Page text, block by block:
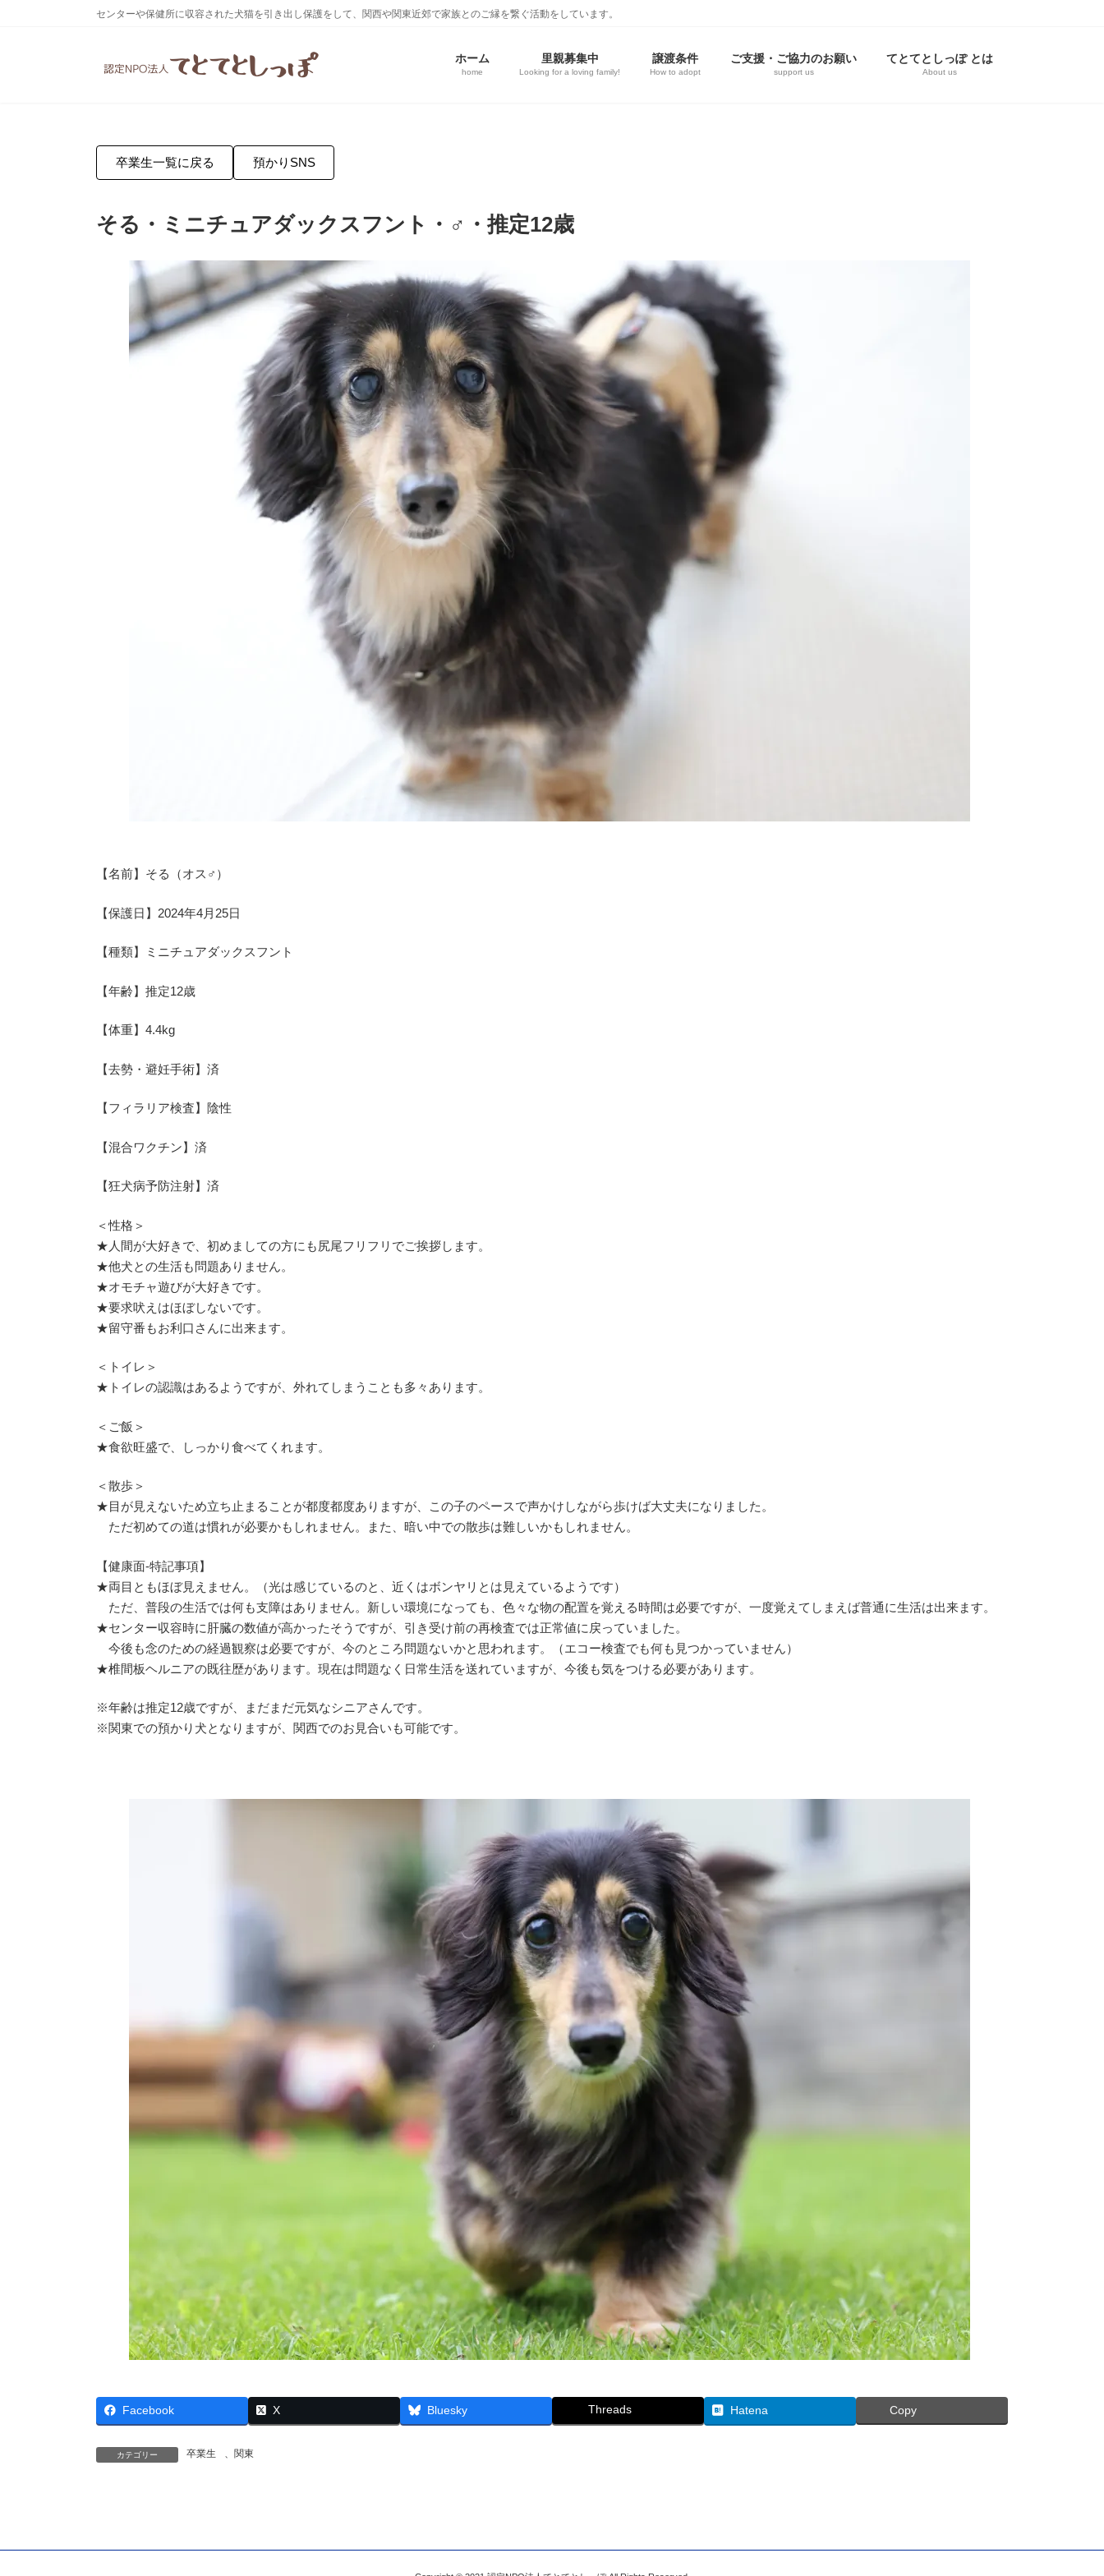
センターや保健所に収容された犬猫を引き出し保護をして、関西や関東近郊で家族とのご縁を繋ぐ活動をしています。
ホーム
home
里親募集中
Looking for a loving family!
譲渡条件
How to adopt
ご支援・ご協力のお願い
support us
てとてとしっぽ とは
About us
卒業生一覧に戻る 預かりSNS
そる・ミニチュアダックスフント・♂・推定12歳
【名前】そる（オス♂）
【保護日】2024年4月25日
【種類】ミニチュアダックスフント
【年齢】推定12歳
【体重】4.4kg
【去勢・避妊手術】済
【フィラリア検査】陰性
【混合ワクチン】済
【狂犬病予防注射】済
＜性格＞
★人間が大好きで、初めましての方にも尻尾フリフリでご挨拶します。
★他犬との生活も問題ありません。
★オモチャ遊びが大好きです。
★要求吠えはほぼしないです。
★留守番もお利口さんに出来ます。
＜トイレ＞
★トイレの認識はあるようですが、外れてしまうことも多々あります。
＜ご飯＞
★食欲旺盛で、しっかり食べてくれます。
＜散歩＞
★目が見えないため立ち止まることが都度都度ありますが、この子のペースで声かけしながら歩けば大丈夫になりました。
ただ初めての道は慣れが必要かもしれません。また、暗い中での散歩は難しいかもしれません。
【健康面-特記事項】
★両目ともほぼ見えません。（光は感じているのと、近くはボンヤリとは見えているようです）
ただ、普段の生活では何も支障はありません。新しい環境になっても、色々な物の配置を覚える時間は必要ですが、一度覚えてしまえば普通に生活は出来ます。
★センター収容時に肝臓の数値が高かったそうですが、引き受け前の再検査では正常値に戻っていました。
今後も念のための経過観察は必要ですが、今のところ問題ないかと思われます。（エコー検査でも何も見つかっていません）
★椎間板ヘルニアの既往歴があります。現在は問題なく日常生活を送れていますが、今後も気をつける必要があります。
※年齢は推定12歳ですが、まだまだ元気なシニアさんです。
※関東での預かり犬となりますが、関西でのお見合いも可能です。
Facebook X Bluesky Threads Hatena Copy
カテゴリー 卒業生 、 関東